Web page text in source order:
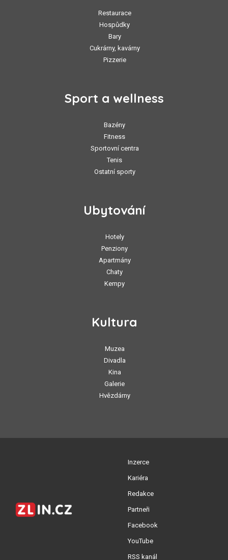
Restaurace
Hospůdky
Bary
Cukrárny, kavárny
Pizzerie
Sport a wellness
Bazény
Fitness
Sportovní centra
Tenis
Ostatní sporty
Ubytování
Hotely
Penziony
Apartmány
Chaty
Kempy
Kultura
Muzea
Divadla
Kina
Galerie
Hvězdárny
Inzerce
Kariéra
Redakce
Partneři
Facebook
YouTube
RSS kanál